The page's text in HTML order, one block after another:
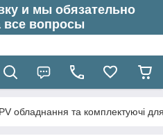
и мы обязательно
все вопросы
обладнання та комплектуючі